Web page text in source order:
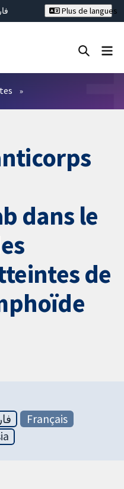
Plus de langues
dans le
de
Français